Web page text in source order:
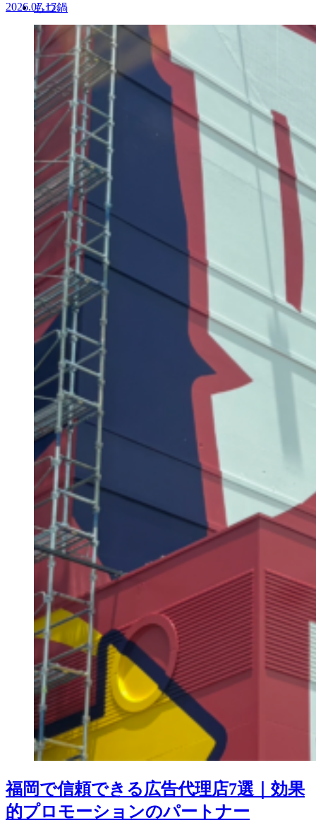
もつ鍋
2026.07.17
福岡で信頼できる広告代理店7選｜効果
的プロモーションのパートナー